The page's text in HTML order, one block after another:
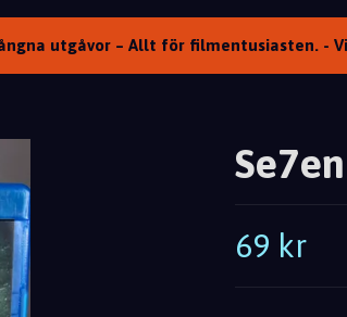
utgåvor – Allt för filmentusiasten. -
69 kr